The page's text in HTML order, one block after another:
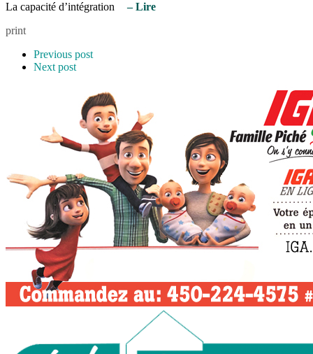
La capacité d’intégration
– Lire
print
Previous post
Next post